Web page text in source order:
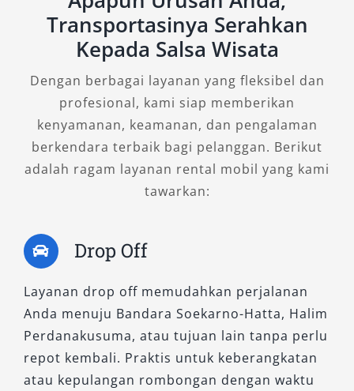
Elf murah dan transparan, kami siap menjadi
mitra terpercaya dalam setiap perjalanan
Transportasinya Serahkan
Kepada Salsa Wisata
Dengan berbagai layanan yang fleksibel dan
profesional, kami siap memberikan
kenyamanan, keamanan, dan pengalaman
berkendara terbaik bagi pelanggan. Berikut
adalah ragam layanan rental mobil yang kami
tawarkan:
Drop Off
Layanan drop off memudahkan perjalanan
Anda menuju Bandara Soekarno-Hatta, Halim
Perdanakusuma, atau tujuan lain tanpa perlu
repot kembali. Praktis untuk keberangkatan
atau kepulangan rombongan dengan waktu